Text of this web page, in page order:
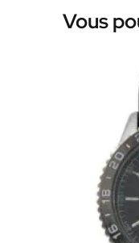
Vous